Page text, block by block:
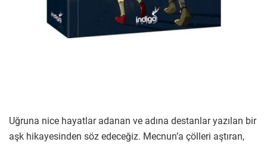
Uğruna nice hayatlar adanan ve adına destanlar yazılan bir
aşk hikayesinden söz edeceğiz. Mecnun’a çölleri aştıran,